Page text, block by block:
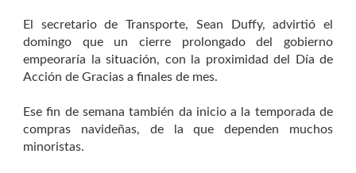
El secretario de Transporte, Sean Duffy, advirtió el
domingo que un cierre prolongado del gobierno
empeoraría la situación, con la proximidad del Día de
Acción de Gracias a finales de mes.
Ese fin de semana también da inicio a la temporada de
compras navideñas, de la que dependen muchos
minoristas.